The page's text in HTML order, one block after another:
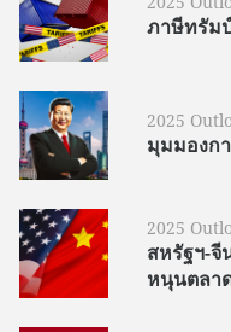
ภาษีทรัม
2025
มุมมองก
2025
สหรัฐฯ-จี
หนุนตลา